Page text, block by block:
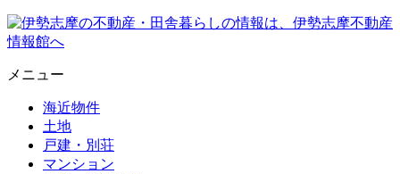
メニュー
海近物件
土地
戸建・別荘
マンション